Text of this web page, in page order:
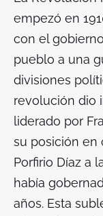
empezó en
con el
pueblo a una
divisiones
revolución dio
liderado por
su posición en
Porfirio Díaz a
había
años. Esta